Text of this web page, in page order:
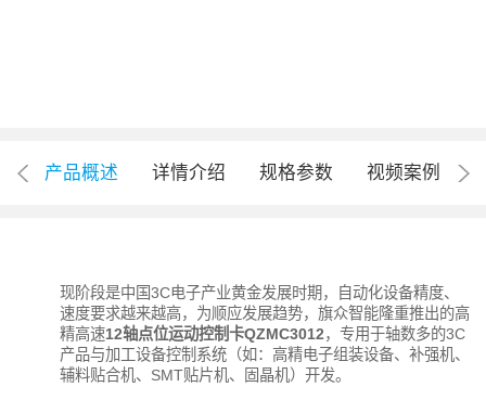
产品概述 详情介绍 规格参数 视频案例
现阶段是中国3C电子产业黄金发展时期，自动化设备精度、
速度要求越来越高，为顺应发展趋势，旗众智能隆重推出的高
精高速12轴点位运动控制卡QZMC3012，专用于轴数多的3C
产品与加工设备控制系统（如：高精电子组装设备、补强机、
辅料贴合机、SMT贴片机、固晶机）开发。